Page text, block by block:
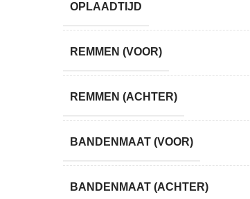
OPLAADTIJD
REMMEN (VOOR)
REMMEN (ACHTER)
BANDENMAAT (VOOR)
BANDENMAAT (ACHTER)